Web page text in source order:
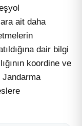
ait daha
dair bilgi
koordine ve
Jandarma